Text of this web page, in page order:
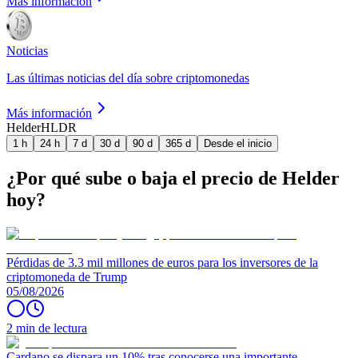
Noticias
Las últimas noticias del día sobre criptomonedas
Más información
HelderHLDR
1 h 24 h 7 d 30 d 90 d 365 d Desde el inicio
¿Por qué sube o baja el precio de Helder
hoy?
Pérdidas de 3.3 mil millones de euros para los inversores de la
criptomoneda de Trump
05/08/2026
2 min de lectura